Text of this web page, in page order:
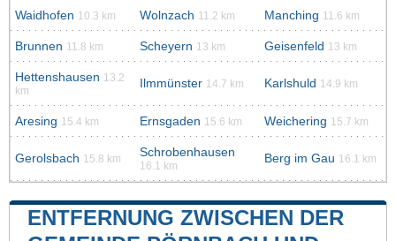
Waidhofen 10.3 km Wolnzach 11.2 km Manching 11.6 km
Brunnen 11.8 km Scheyern 13 km Geisenfeld 13 km
Hettenshausen 13.2
km
Ilmmünster 14.7 km Karlshuld 14.9 km
Aresing 15.4 km Ernsgaden 15.6 km Weichering 15.7 km
Gerolsbach 15.8 km Schrobenhausen
16.1 km
Berg im Gau 16.1 km
ENTFERNUNG ZWISCHEN DER